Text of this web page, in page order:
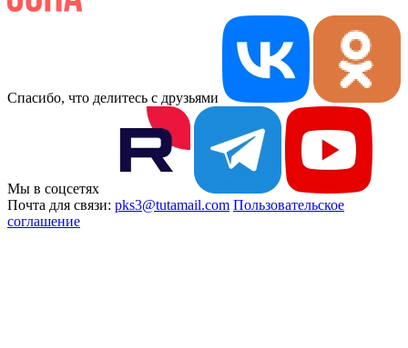
Спасибо, что делитесь с друзьями
Мы в соцсетях
Почта для связи: pks3@tutamail.com Пользовательское
соглашение